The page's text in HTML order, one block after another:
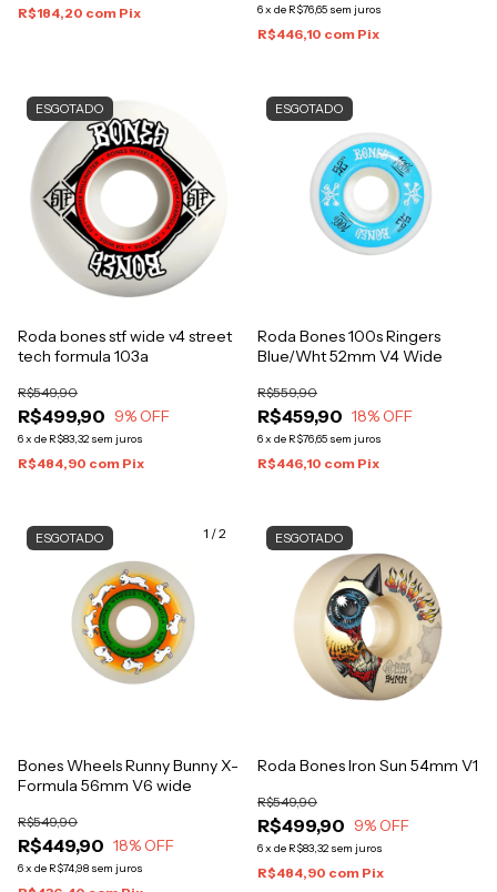
R$184,20 com Pix 6x de R$76,65 sem juros
R$446,10 com Pix
ESGOTADO
Roda bones stf wide v4 street
tech formula 103a
R$499,90
R$549,90
9% OFF
6x de R$83,32 sem juros
R$484,90 com Pix
ESGOTADO
Roda Bones 100s Ringers
Blue/Wht 52mm V4 Wide
R$459,90
R$559,90
18% OFF
6x de R$76,65 sem juros
R$446,10 com Pix
1 /2
ESGOTADO
Bones Wheels Runny Bunny X-
Formula 56mm V6 wide
R$449,90
R$549,90
18% OFF
6x de R$74,98 sem juros
ESGOTADO
Roda Bones Iron Sun 54mm V1
R$499,90
R$549,90
9% OFF
6x de R$83,32 sem juros
R$484,90 com Pix